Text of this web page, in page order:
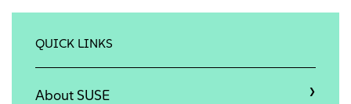
무료 다운로드
QUICK LINKS
About SUSE